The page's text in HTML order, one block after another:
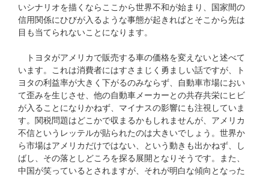
いシナリオを描くならここから世界不和が始まり、国家間の
信用関係にひびが入るような事態が起きればとそこから先は
目も当てられないことになります。
トヨタがアメリカで販売する車の価格を変えないと述べて
います。これは消費者にはすさまじく勇ましい話ですが、ト
ヨタの利益率が大きく下がるのみならず、自動車市場におい
て歪みを生じさせ、他の自動車メーカーとの共存共栄にヒビ
が入ることになりかねず、マイナスの影響にも注視していま
す。関税問題はどこかで収まるかもしれませんが、アメリカ
不信というレッテルが貼られたのは大きいでしょう。世界か
ら市場はアメリカだけではない、という動きも出かねず、し
ばし、その落としどころを探る展開となりそうです。また、
中国が笑っているとされますが、それが明白な傾向となった